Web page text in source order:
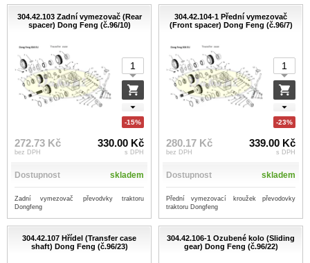
304.42.103 Zadní vymezovač (Rear
spacer) Dong Feng (č.96/10)
-15%
272.73 Kč
bez DPH
330.00 Kč
s DPH
Dostupnost skladem
Zadní vymezovač převodvky traktoru
Dongfeng
304.42.104-1 Přední vymezovač
(Front spacer) Dong Feng (č.96/7)
-23%
280.17 Kč
bez DPH
339.00 Kč
s DPH
Dostupnost skladem
Přední vymezovací kroužek převodovky
traktoru Dongfeng
304.42.107 Hřídel (Transfer case
shaft) Dong Feng (č.96/23)
304.42.106-1 Ozubené kolo (Sliding
gear) Dong Feng (č.96/22)